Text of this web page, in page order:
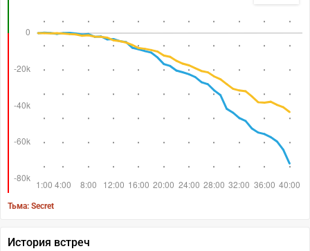
Тьма: Secret
История встреч